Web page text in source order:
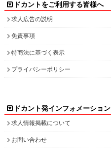
ドカントをご利用する皆様へ
求人広告の説明
免責事項
特商法に基づく表示
プライバシーポリシー
ドカント発インフォメーション
求人情報掲載について
お問い合わせ